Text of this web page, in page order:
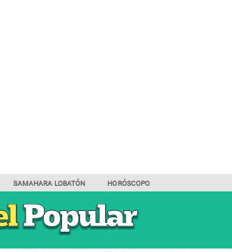
SAMAHARA LOBATÓN HORÓSCOPO